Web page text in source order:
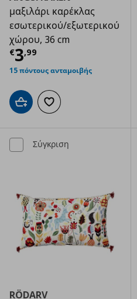
μαξιλάρι καρέκλας
εσωτερικού/εξωτερικού
χώρου, 36 cm
€3,99
Τρέχουσα τιμή
15 πόντους ανταμοιβής
Προσθήκη στο καλάθι
Προσθήκη στα αγαπημένα
Σύγκριση
RÖDARV